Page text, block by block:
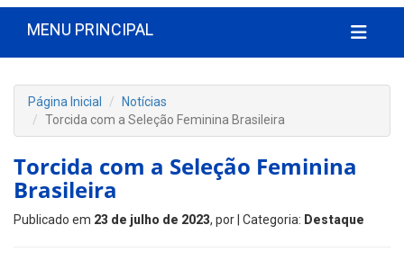
MENU PRINCIPAL
Página Inicial
Notícias
Torcida com a Seleção Feminina Brasileira
Torcida com a Seleção Feminina
Brasileira
Publicado em 23 de julho de 2023, por | Categoria: Destaque